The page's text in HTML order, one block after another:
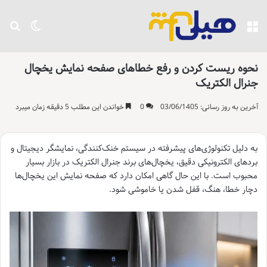
تغییر منو
نحوه ریست کردن و رفع خطاهای صفحه نمایش یخچال
جنرال الکتریک
آخرین به روز رسانی: 03/06/1405 0 خواندن این مطلب 5 دقیقه زمان میبرد
به دلیل تکنولوژی‌های پیشرفته در سیستم خنک‌کنندگی، نمایشگر دیجیتال و
بردهای الکترونیکی دقیق، یخچال‌های برند جنرال الکتریک در بازار بسیار
محبوب است. با این حال گاهی امکان دارد که صفحه نمایش این یخچال‌ها
دچار خطا، هنگ، قفل شدن یا خاموشی شود.